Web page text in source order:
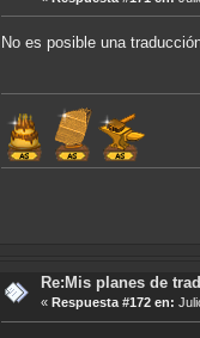
No es posible una
Re:Mis planes de
« Respuesta #172 en: